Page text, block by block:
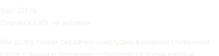
Вес: 221 гр.
Плагин КБЖУ не активен
Мы долго томим сердечки и желудки в нежном сливочном
соусе с луком и специями — получается очень мягко и